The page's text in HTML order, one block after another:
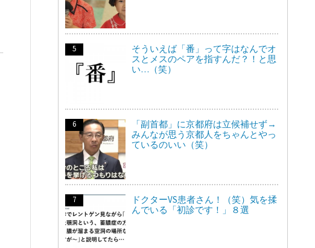
そういえば「番」って字はなんでオ
スとメスのペアを指すんだ？！と思
い…（笑）
「副首都」に京都府は立候補せず→
みんなが思う京都人をちゃんとやっ
ているのいい（笑）
ドクターVS患者さん！（笑）気を揉
んでいる「初診です！」８選